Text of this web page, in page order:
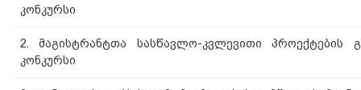
კონკურსი
2. მაგისტრანტთა სასწავლო-კვლევითი პროექტების
კონკურსი